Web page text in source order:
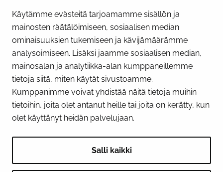
Käytämme evästeitä tarjoamamme sisällön ja
mainosten räätälöimiseen, sosiaalisen median
ominaisuuksien tukemiseen ja kävijämäärämme
analysoimiseen. Lisäksi jaamme sosiaalisen median,
mainosalan ja analytiikka-alan kumppaneillemme
tietoja siitä, miten käytät sivustoamme.
Kumppanimme voivat yhdistää näitä tietoja muihin
tietoihin, joita olet antanut heille tai joita on kerätty, kun
olet käyttänyt heidän palvelujaan.
Salli kaikki
Näytä evästeasetukseni
SOSIAALINEN MEDIA
Facebook InstagramYouTube